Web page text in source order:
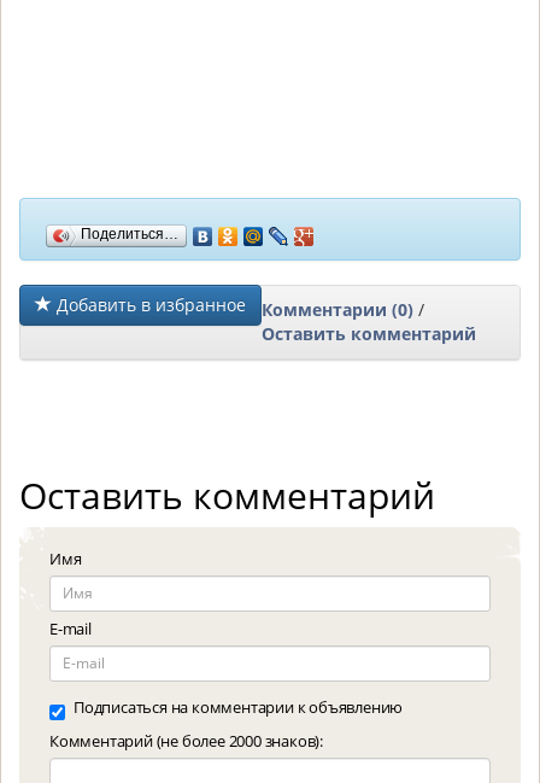
Поделиться…
Добавить в избранное Комментарии (0) /
Оставить комментарий
Оставить комментарий
Имя
E-mail
Подписаться на комментарии к объявлению
Комментарий (не более 2000 знаков):